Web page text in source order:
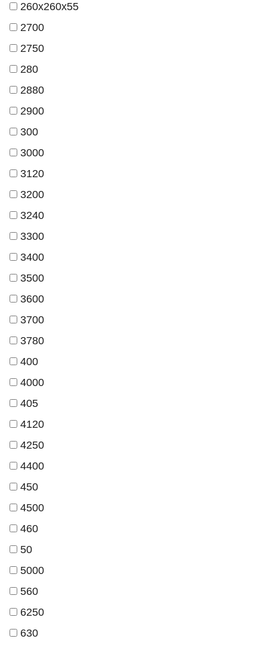
260х260х55
2700
2750
280
2880
2900
300
3000
3120
3200
3240
3300
3400
3500
3600
3700
3780
400
4000
405
4120
4250
4400
450
4500
460
50
5000
560
6250
630